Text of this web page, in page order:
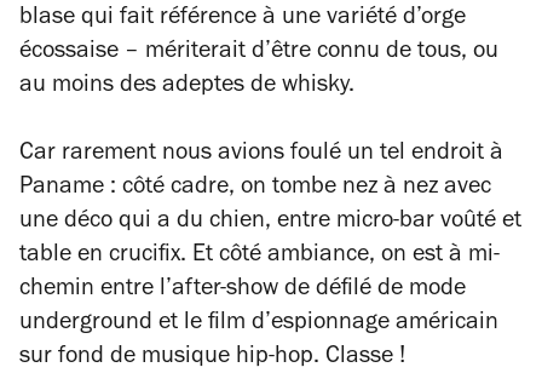
blase qui fait référence à une variété d’orge
écossaise ­– mériterait d’être connu de tous, ou
au moins des adeptes de whisky.
Car rarement nous avions foulé un tel endroit à
Paname : côté cadre, on tombe nez à nez avec
une déco qui a du chien, entre micro-bar voûté et
table en crucifix. Et côté ambiance, on est à mi-
chemin entre l’after-show de défilé de mode
underground et le film d’espionnage américain
sur fond de musique hip-hop. Classe !